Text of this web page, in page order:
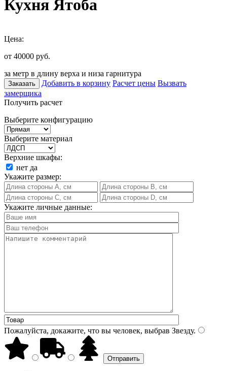
Кухня Ятоба
Цена:
от 40000 руб.
за метр в длину верха и низа гарнитура
Заказать Добавить в корзину Расчет цены Вызвать
замерщика
Получить расчет
Выберите конфигурацию
Выберите материал
Верхние шкафы:
нет да
Укажите размер:
Укажите личные данные:
Пожалуйста, докажите, что вы человек, выбрав Звезду.